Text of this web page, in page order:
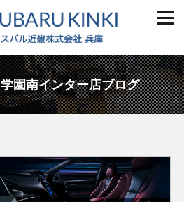
学園南インター店ブログ